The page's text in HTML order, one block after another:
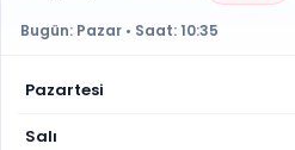
Bugün: Pazar • Saat:10:35
Pazartesi
Salı